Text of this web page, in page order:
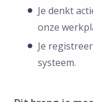
Je denkt
onze
Je
systeem.